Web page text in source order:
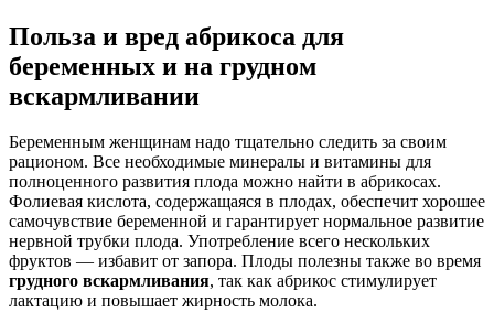
Польза и вред абрикоса для
беременных и на грудном
вскармливании
Беременным женщинам надо тщательно следить за своим
рационом. Все необходимые минералы и витамины для
полноценного развития плода можно найти в абрикосах.
Фолиевая кислота, содержащаяся в плодах, обеспечит хорошее
самочувствие беременной и гарантирует нормальное развитие
нервной трубки плода. Употребление всего нескольких
фруктов — избавит от запора. Плоды полезны также во время
грудного вскармливания, так как абрикос стимулирует
лактацию и повышает жирность молока.